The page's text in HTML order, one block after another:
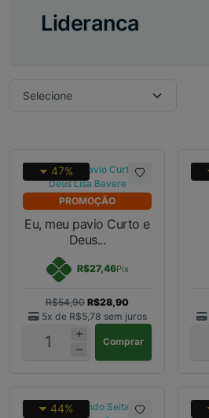
Lideranca
PROMOÇÃO
47%
Eu, meu pavio Curto e
Deus...
R$27,46Pix
R$54,90 R$28,90
5x de R$5,78 sem juros
Comprar
44%